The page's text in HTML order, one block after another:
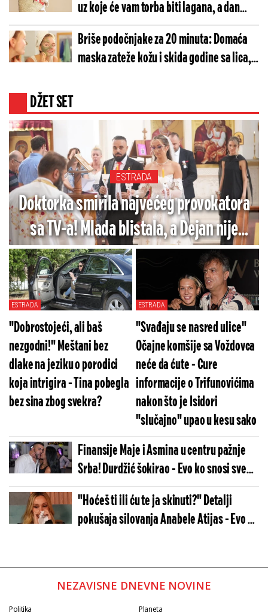
uz koje će vam torba biti lagana, a dan
savršen
Briše podočnjake za 20 minuta: Domaća
maska zateže kožu i skida godine sa lica, a
DŽET SET
ESTRADA
Doktorka smirila najvećeg provokatora
sa TV-a! Mlada blistala, a Dejan nije
skidao pogled sa nje - Pogledajte
fotografije venčanja Stankovića
ESTRADA
"Dobrostojeći, ali baš
nezgodni!" Meštani bez
dlake na jeziku o porodici
koja intrigira - Tina pobegla
bez sina zbog svekra?
ESTRADA
"Svađaju se nasred ulice"
Očajne komšije sa Voždovca
neće da ćute - Cure
informacije o Trifunovićima
nakon što je Isidori
"slučajno" upao u kesu sako
Finansije Maje i Asmina u centru pažnje
Srba! Durdžić šokirao - Evo ko snosi sve
troškove
"Hoćeš ti ili ću te ja skinuti?" Detalji
pokušaja silovanja Anabele Atijas - Evo ko
NEZAVISNE DNEVNE NOVINE
Politika Planeta